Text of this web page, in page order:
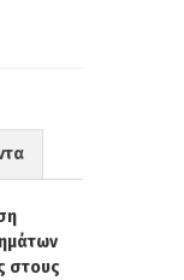
στους